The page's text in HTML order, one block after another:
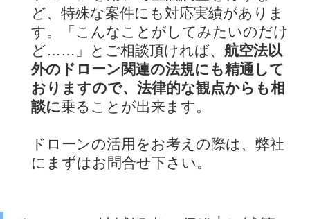
ど、特殊な案件にも対応実績がありま
す。「こんなことがしてみたいのだけ
ど……」とご相談頂ければ、 航空法以
外のドローン関連の法規にも精通して
おりますので、法律的な観点からも相
談に乗ることが出来ます。
ドローンの活用をお考えの際は、弊社
にまずはお問合せ下さい。